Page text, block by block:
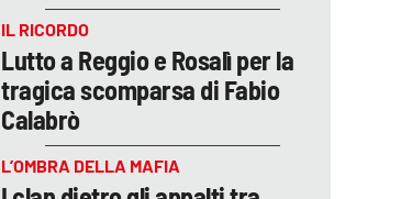
IL RICORDO
Lutto a Reggio e Rosalì per la
tragica scomparsa di Fabio
Calabrò
L’OMBRA DELLA MAFIA